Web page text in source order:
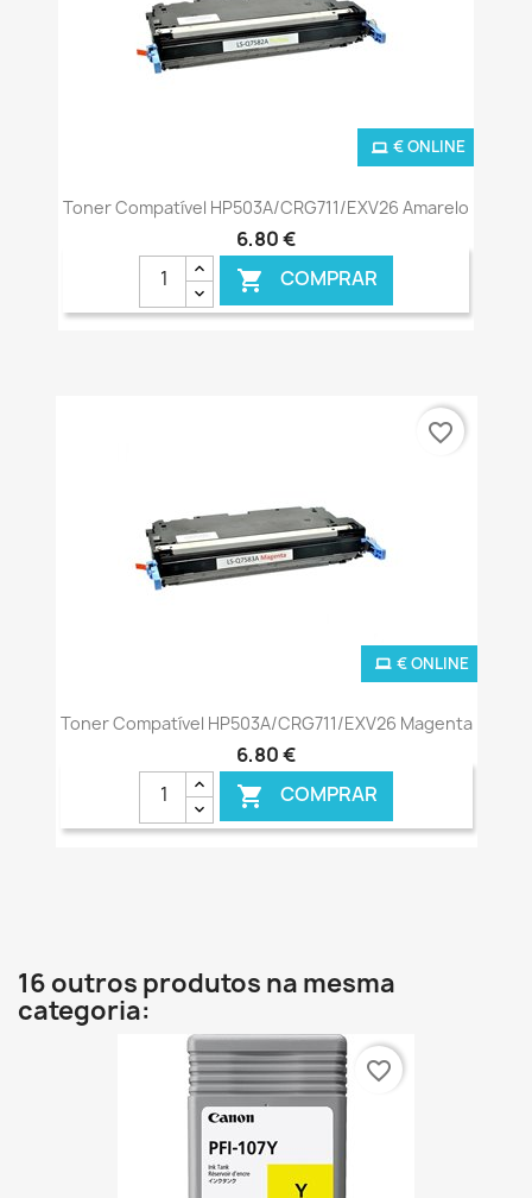
Toner Compatível HP503A/CRG711/EXV26 Amarelo
6,80 €
 COMPRAR
€ ONLINE
Toner Compatível HP503A/CRG711/EXV26 Magenta
6,80 €
 COMPRAR
€ ONLINE
favorite_border
16 outros produtos na mesma
categoria:
favorite_border